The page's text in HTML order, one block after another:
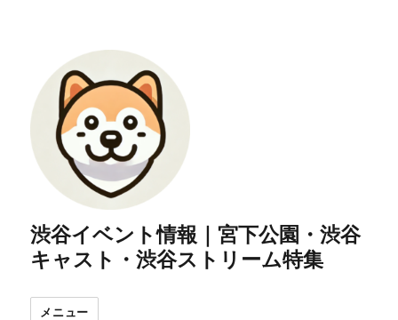
渋谷イベント情報｜宮下公園・渋谷
キャスト・渋谷ストリーム特集
メニュー